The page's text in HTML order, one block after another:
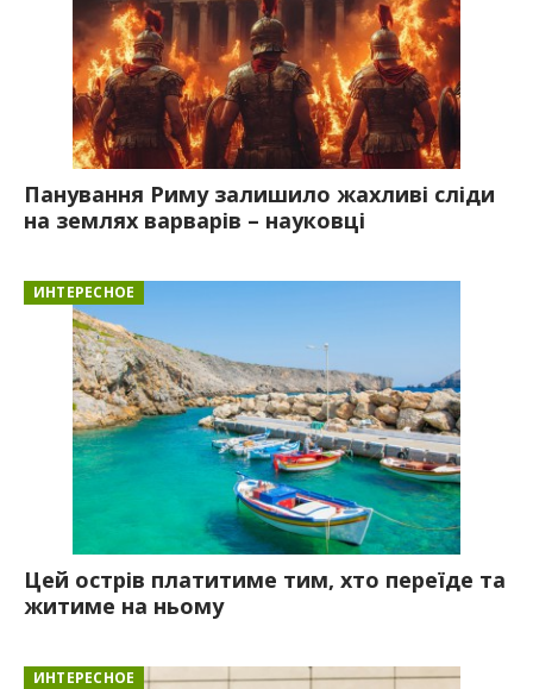
Панування Риму залишило жахливі сліди
на землях варварів – науковці
ИНТЕРЕСНОЕ
Цей острів платитиме тим, хто переїде та
житиме на ньому
ИНТЕРЕСНОЕ